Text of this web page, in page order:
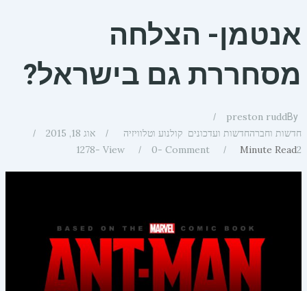
אנטמן- הצלחה
מסחררת גם בישראל?
By
preston rudd
חדשות וחברהחדשות ועדכונים קולנוע וטלוויזיה
אוג 18, 2015
2
Minute Read
0 Comment -
1278 View -